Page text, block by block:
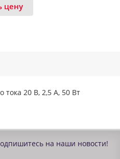
цену
тока 20 В, 2,5 А, 50 Вт
на наши новости!